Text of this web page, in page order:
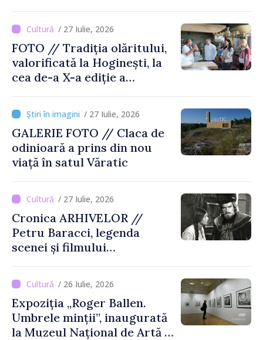
/ 27 Iulie, 2026
FOTO // Tradiția olăritului,
valorificată la Hoginești, la
cea de-a X-a ediție a
Vasile Gonciari”
/ 27 Iulie, 2026
GALERIE FOTO // Claca de
odinioară a prins din nou
viață în satul Văratic
/ 27 Iulie, 2026
Cronica ARHIVELOR //
Petru Baracci, legenda
scenei și filmului
/ 26 Iulie, 2026
Expoziția „Roger Ballen.
Umbrele minții”, inaugurată
la Muzeul Național de Artă al